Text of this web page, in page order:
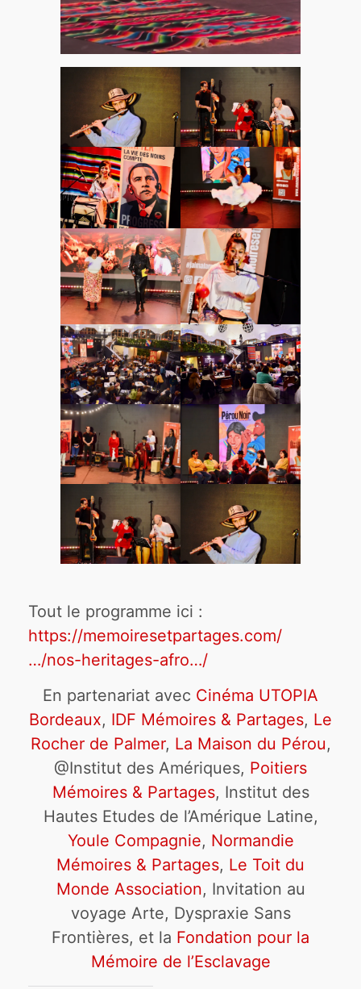
Tout le programme ici :
https://memoiresetpartages.com/
…/nos-heritages-afro…/
En partenariat avec Cinéma UTOPIA
Bordeaux, IDF Mémoires & Partages, Le
Rocher de Palmer, La Maison du Pérou,
@Institut des Amériques, Poitiers
Mémoires & Partages, Institut des
Hautes Etudes de l’Amérique Latine,
Youle Compagnie, Normandie
Mémoires & Partages, Le Toit du
Monde Association, Invitation au
voyage Arte, Dyspraxie Sans
Frontières, et la Fondation pour la
Mémoire de l’Esclavage